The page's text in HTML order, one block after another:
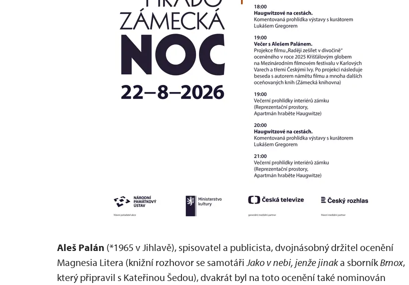
Aleš Palán (*1965 v Jihlavě), spisovatel a publicista, dvojnásobný držitel ocenění
Magnesia Litera (knižní rozhovor se samotáři Jako v nebi, jenže jinaka sborník Brnox,
který připravil s Kateřinou Šedou), dvakrát byl na toto ocenění také nominován